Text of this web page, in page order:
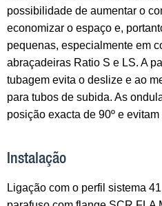
possibilidade de aumentar o
economizar o espaço e,
pequenas, especialmente em
abraçadeiras Ratio S e LS. A
tubagem evita o deslize e ao
para tubos de subida. As
posição exacta de 90º e
Instalação
Ligação com o perfil sistema